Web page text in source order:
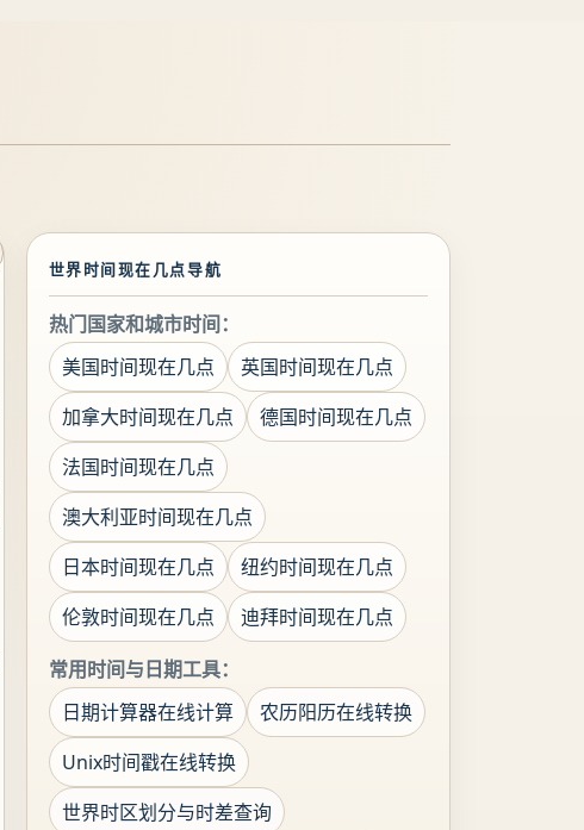
世界时间现在几点导航
热门国家和城市时间：
美国时间现在几点
英国时间现在几点
加拿大时间现在几点
德国时间现在几点
法国时间现在几点
澳大利亚时间现在几点
日本时间现在几点
纽约时间现在几点
伦敦时间现在几点
迪拜时间现在几点
常用时间与日期工具：
日期计算器在线计算
农历阳历在线转换
Unix时间戳在线转换
世界时区划分与时差查询